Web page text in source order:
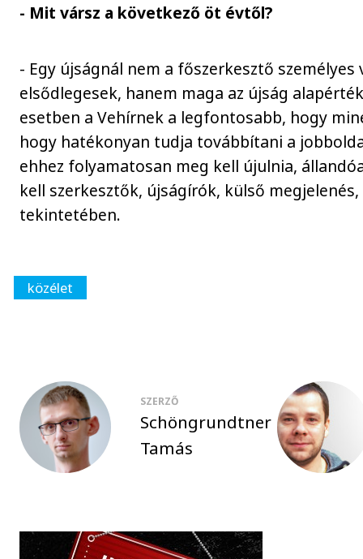
- Mit vársz a következő öt évtől?
- Egy újságnál nem a főszerkesztő személyes
elsődlegesek, hanem maga az újság
esetben a Vehírnek a legfontosabb, hogy
hogy hatékonyan tudja továbbítani a
ehhez folyamatosan meg kell újulnia,
kell szerkesztők, újságírók, külső
tekintetében.
közélet
SZERZŐ
Schöngrundtner
Tamás